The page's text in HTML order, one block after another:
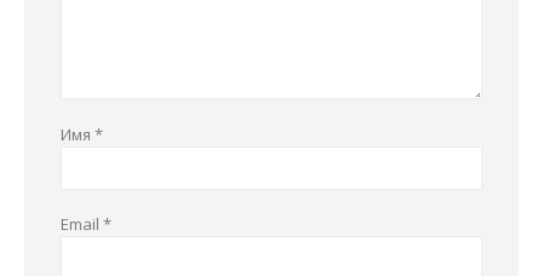
Имя *
Email *